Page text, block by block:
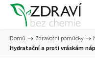
Domů / Zdravotní pomůcky /
Hydratační a proti vráskám